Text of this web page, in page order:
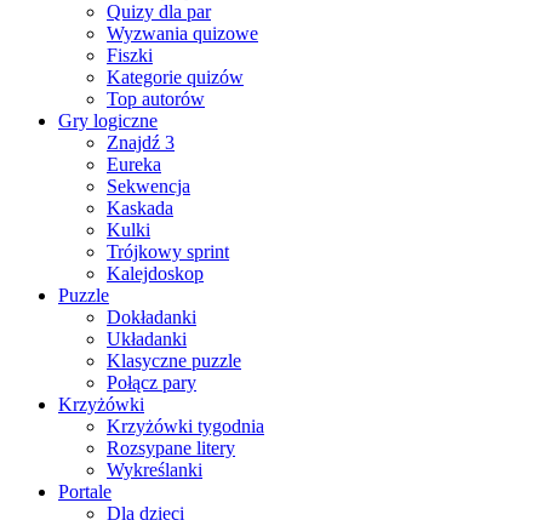
Quizy dla par
Wyzwania quizowe
Fiszki
Kategorie quizów
Top autorów
Gry logiczne
Znajdź 3
Eureka
Sekwencja
Kaskada
Kulki
Trójkowy sprint
Kalejdoskop
Puzzle
Dokładanki
Układanki
Klasyczne puzzle
Połącz pary
Krzyżówki
Krzyżówki tygodnia
Rozsypane litery
Wykreślanki
Portale
Dla dzieci